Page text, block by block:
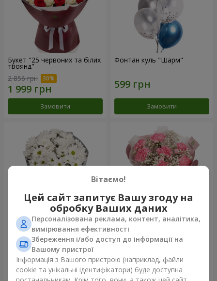
Букет "25 червоних та білих
троянд"
2 856 грн
Замовити
Фонтан куль "Шарм"
Замовити
Букет "Кіото" з 5 білих
хризантем
999 грн
Замовити
Букет "Королева
Карибського моря"
Замовити
Вітаємо!
Цей сайт запитує Вашу згоду на
обробку Ваших даних
Персоналізована реклама, контент, аналітика,
вимірювання ефективності
Збереження і/або доступ до інформації на
Вашому пристрої
Інформація з Вашого пристрою (наприклад, файли
cookie та унікальні ідентифікатори) буде доступна